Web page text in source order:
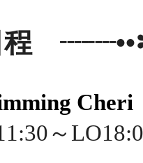
程
Cheri
～